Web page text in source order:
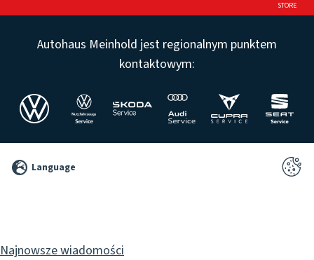
STORE
Autohaus Meinhold jest regionalnym punktem
kontaktowym:
2026 Language
Najnowsze wiadomości